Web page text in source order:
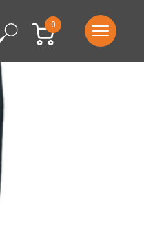
Search
0